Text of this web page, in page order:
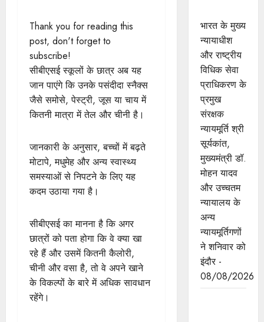
Thank you for reading this
post, don't forget to
subscribe!
सीबीएसई स्कूलों के छात्र अब यह
जान पाएंगे कि उनके पसंदीदा स्नैक्स
जैसे समोसे, पेस्ट्री, जूस या चाय में
कितनी मात्रा में तेल और चीनी है।
जानकारी के अनुसार, बच्चों में बढ़ते
मोटापे, मधुमेह और अन्य स्वास्थ्य
समस्याओं से निपटने के लिए यह
कदम उठाया गया है।
सीबीएसई का मानना है कि अगर
छात्रों को पता होगा कि वे क्या खा
रहे हैं और उसमें कितनी कैलोरी,
चीनी और वसा है, तो वे अपने खाने
के विकल्पों के बारे में अधिक सावधान
रहेंगे।
भारत के मुख्य
न्यायाधीश
और राष्ट्रीय
विधिक सेवा
प्राधिकरण के
प्रमुख
संरक्षक
न्यायमूर्ति श्री
सूर्यकांत,
मुख्यमंत्री डॉ.
मोहन यादव
और उच्चतम
न्यायालय के
अन्य
न्यायमूर्तिगणों
ने शनिवार को
इंदौर -
08/08/2026